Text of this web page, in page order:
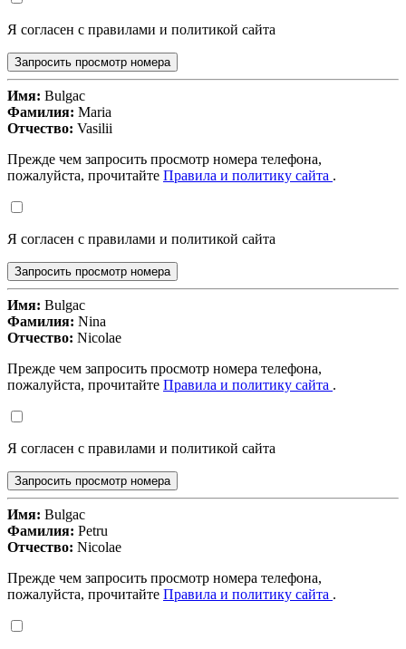
Я согласен с правилами и политикой сайта
Запросить просмотр номера
Имя: Bulgac
Фамилия: Maria
Отчество: Vasilii
Прежде чем запросить просмотр номера телефона,
пожалуйста, прочитайте Правила и политику сайта .
Я согласен с правилами и политикой сайта
Запросить просмотр номера
Имя: Bulgac
Фамилия: Nina
Отчество: Nicolae
Прежде чем запросить просмотр номера телефона,
пожалуйста, прочитайте Правила и политику сайта .
Я согласен с правилами и политикой сайта
Запросить просмотр номера
Имя: Bulgac
Фамилия: Petru
Отчество: Nicolae
Прежде чем запросить просмотр номера телефона,
пожалуйста, прочитайте Правила и политику сайта .